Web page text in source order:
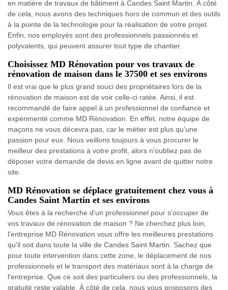
en matière de travaux de bâtiment à Candes Saint Martin. À côté
de cela, nous avons des techniques hors de commun et des outils
à la pointe de la technologie pour la réalisation de votre projet.
Enfin, nos employés sont des professionnels passionnés et
polyvalents, qui peuvent assurer tout type de chantier.
Choisissez MD Rénovation pour vos travaux de
rénovation de maison dans le 37500 et ses environs
Il est vrai que le plus grand souci des propriétaires lors de la
rénovation de maison est de voir celle-ci ratée. Ainsi, il est
recommandé de faire appel à un professionnel de confiance et
expérimenté comme MD Rénovation. En effet, notre équipe de
maçons ne vous décevra pas, car le métier est plus qu’une
passion pour eux. Nous veillons toujours à vous procurer le
meilleur des prestations à votre profit, alors n’oubliez pas de
déposer votre demande de devis en ligne avant de quitter notre
site.
MD Rénovation se déplace gratuitement chez vous à
Candes Saint Martin et ses environs
Vous êtes à la recherche d'un professionnel pour s'occuper de
vos travaux de rénovation de maison ? Ne cherchez plus loin,
l'entreprise MD Rénovation vous offre les meilleures prestations
qu'il soit dans toute la ville de Candes Saint Martin. Sachez que
pour toute intervention dans cette zone, le déplacement de nos
professionnels et le transport des matériaux sont à la charge de
l'entreprise. Que ce soit des particuliers ou des professionnels, la
gratuité reste valable. À côté de cela, nous vous proposons des